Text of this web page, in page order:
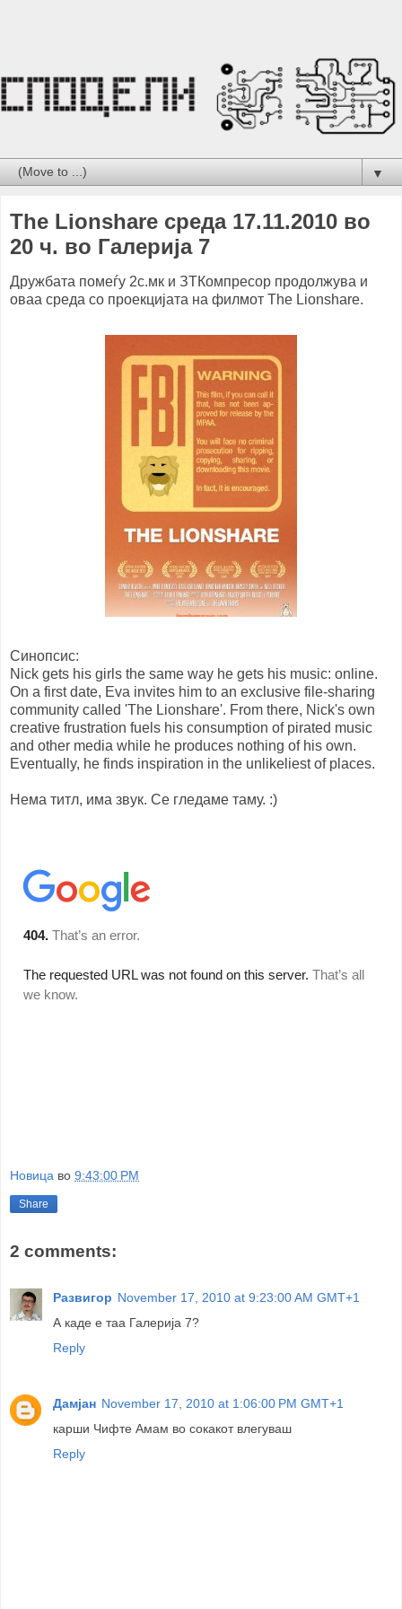
▼
The Lionshare среда 17.11.2010 во
20 ч. во Галерија 7
Дружбата помеѓу 2с.мк и ЗТКомпресор продолжува и
оваа среда со проекцијата на филмот The Lionshare.
Синопсис:
Nick gets his girls the same way he gets his music: online.
On a first date, Eva invites him to an exclusive file-sharing
community called 'The Lionshare'. From there, Nick's own
creative frustration fuels his consumption of pirated music
and other media while he produces nothing of his own.
Eventually, he finds inspiration in the unlikeliest of places.
Нема титл, има звук. Се гледаме таму. :)
Новица во 9:43:00 PM
Share
2 comments:
Развигор November 17, 2010 at 9:23:00 AM GMT+1
А каде е таа Галерија 7?
Reply
Дамјан November 17, 2010 at 1:06:00 PM GMT+1
карши Чифте Амам во сокакот влегуваш
Reply